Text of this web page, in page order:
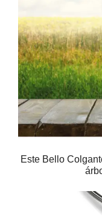
Este Bello